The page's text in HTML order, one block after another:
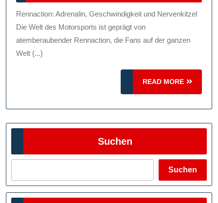
Von
Rennaction:
Adrenalin,
Nervenkitzel!
2024
Rennaction: Adrenalin, Geschwindigkeit und Nervenkitzel
Die Welt des Motorsports ist geprägt von
atemberaubender Rennaction, die Fans auf der ganzen
Welt {...}
READ MORE
READ
MORE
Suchen
Suchen